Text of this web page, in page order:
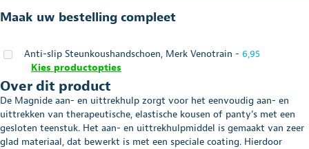
aantal
Maak uw bestelling compleet
Anti-slip Steunkoushandschoen, Merk Venotrain - 6,95
Kies productopties
Over dit product
De Magnide aan- en uittrekhulp zorgt voor het eenvoudig aan- en
uittrekken van therapeutische, elastische kousen of panty’s met een
gesloten teenstuk. Het aan- en uittrekhulpmiddel is gemaakt van zeer
glad materiaal, dat bewerkt is met een speciale coating. Hierdoor